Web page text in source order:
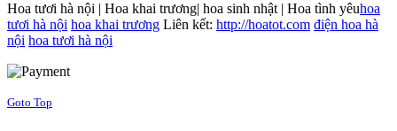
Hoa tươi hà nội | Hoa khai trương| hoa sinh nhật | Hoa tình yêuhoa
tươi hà nội hoa khai trương Liên kết: http://hoatot.com điện hoa hà
nội hoa tươi hà nội
Goto Top